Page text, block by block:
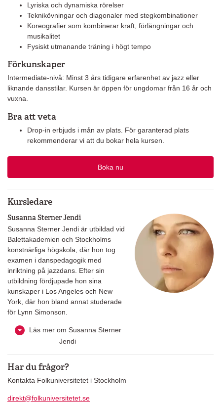
Lyriska och dynamiska rörelser
Teknikövningar och diagonaler med stegkombinationer
Koreografier som kombinerar kraft, förlängningar och
musikalitet
Fysiskt utmanande träning i högt tempo
Förkunskaper
Intermediate-nivå: Minst 3 års tidigare erfarenhet av jazz eller
liknande dansstilar. Kursen är öppen för ungdomar från 16 år och
vuxna.
Bra att veta
Drop-in erbjuds i mån av plats. För garanterad plats
rekommenderar vi att du bokar hela kursen.
Boka nu
Kursledare
Susanna Sterner Jendi
Susanna Sterner Jendi är utbildad vid
Balettakademien och Stockholms
konstnärliga högskola, där hon tog
examen i danspedagogik med
inriktning på jazzdans. Efter sin
utbildning fördjupade hon sina
kunskaper i Los Angeles och New
York, där hon bland annat studerade
för Lynn Simonson.
Jendi
Har du frågor?
Kontakta Folkuniversitetet i Stockholm
direkt@folkuniversitetet.se